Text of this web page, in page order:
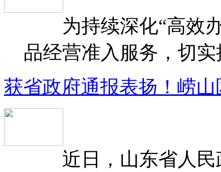
为持续深化“高效办
品经营准入服务，切
获省政府通报表扬！崂
近日，山东省人民